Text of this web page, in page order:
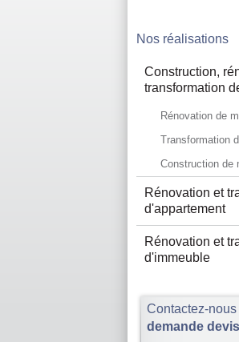
Nos réalisations
Construction,
transformation
Rénovation de
Transformation
Construction de
Rénovation et
d'appartement
Rénovation et
d'immeuble
Contactez-
demande devis